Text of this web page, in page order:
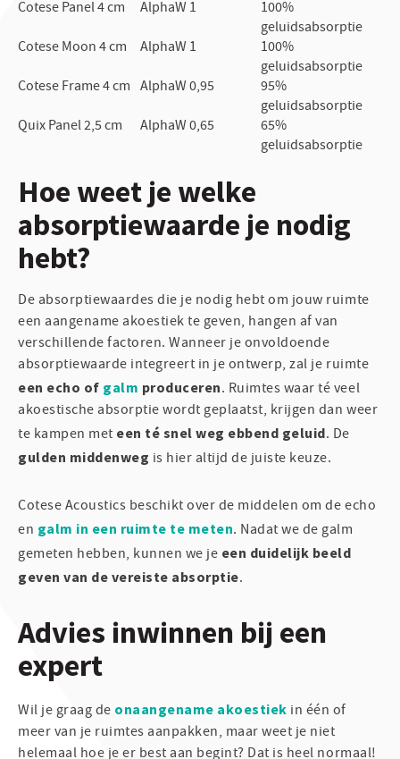
Cotese Panel 4 cm AlphaW 1
100%
geluidsabsorptie
Cotese Moon 4 cm
AlphaW 1
100%
geluidsabsorptie
Cotese Frame 4 cm AlphaW 0,95
95%
geluidsabsorptie
Quix Panel 2,5 cm
AlphaW 0,65
65%
geluidsabsorptie
Hoe weet je welke
absorptiewaarde je nodig
hebt?
De absorptiewaardes die je nodig hebt om jouw ruimte
een aangename akoestiek te geven, hangen af van
verschillende factoren. Wanneer je onvoldoende
absorptiewaarde integreert in je ontwerp, zal je ruimte
een echo of galm produceren. Ruimtes waar té veel
akoestische absorptie wordt geplaatst, krijgen dan weer
te kampen met een té snel weg ebbend geluid. De
gulden middenweg is hier altijd de juiste keuze.
Cotese Acoustics beschikt over de middelen om de echo
en galm in een ruimte te meten. Nadat we de galm
gemeten hebben, kunnen we je een duidelijk beeld
geven van de vereiste absorptie.
Advies inwinnen bij een
expert
Wil je graag de onaangename akoestiek in één of
meer van je ruimtes aanpakken, maar weet je niet
helemaal hoe je er best aan begint? Dat is heel normaal!